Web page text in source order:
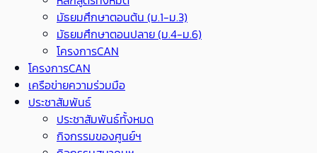
มัธยมศึกษาตอนต้น (ม.1-ม.3)
มัธยมศึกษาตอนปลาย (ม.4-ม.6)
โครงการCAN
โครงการCAN
เครือข่ายความร่วมมือ
ประชาสัมพันธ์
ประชาสัมพันธ์ทั้งหมด
กิจกรรมของศูนย์ฯ